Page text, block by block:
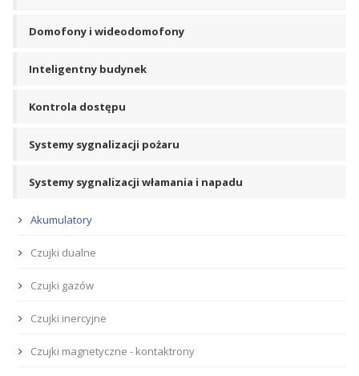
Domofony i wideodomofony
Inteligentny budynek
Kontrola dostępu
Systemy sygnalizacji pożaru
Systemy sygnalizacji włamania i napadu
Akumulatory
Czujki dualne
Czujki gazów
Czujki inercyjne
Czujki magnetyczne - kontaktrony